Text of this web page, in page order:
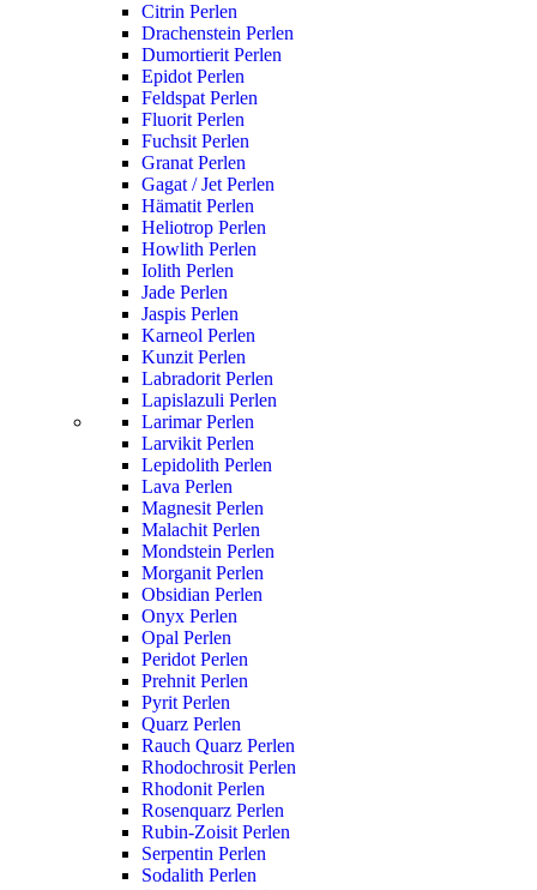
Citrin Perlen
Drachenstein Perlen
Dumortierit Perlen
Epidot Perlen
Feldspat Perlen
Fluorit Perlen
Fuchsit Perlen
Granat Perlen
Gagat / Jet Perlen
Hämatit Perlen
Heliotrop Perlen
Howlith Perlen
Iolith Perlen
Jade Perlen
Jaspis Perlen
Karneol Perlen
Kunzit Perlen
Labradorit Perlen
Lapislazuli Perlen
Larimar Perlen
Larvikit Perlen
Lepidolith Perlen
Lava Perlen
Magnesit Perlen
Malachit Perlen
Mondstein Perlen
Morganit Perlen
Obsidian Perlen
Onyx Perlen
Opal Perlen
Peridot Perlen
Prehnit Perlen
Pyrit Perlen
Quarz Perlen
Rauch Quarz Perlen
Rhodochrosit Perlen
Rhodonit Perlen
Rosenquarz Perlen
Rubin-Zoisit Perlen
Serpentin Perlen
Sodalith Perlen